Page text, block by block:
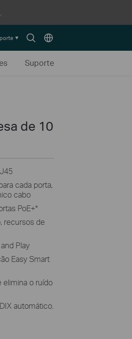
SearchChoose
Suporte
de 10
cada porta,
cabo
PoE+*
recursos de
Play
Easy Smart
o ruído
automático.